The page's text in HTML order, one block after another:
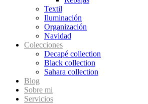
Textil
Iluminación
Organización
Navidad
Colecciones
Decapé collection
Black collection
Sahara collection
Blog
Sobre mi
Servicios